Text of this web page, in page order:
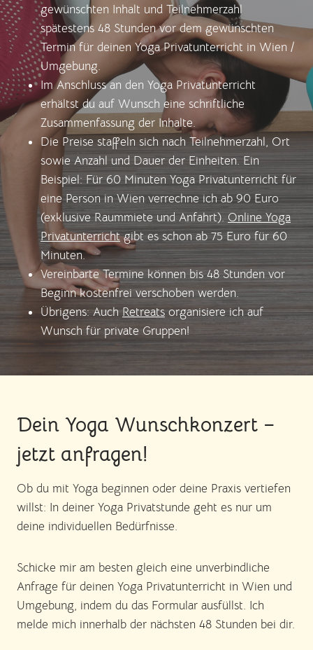
gewünschten Inhalt und Teilnehmerzahl
spätestens 48 Stunden vor dem gewünschten
Termin für deinen Yoga Privatunterricht in Wien /
Umgebung.
Im Anschluss an den Yoga Privatunterricht
erhältst du auf Wunsch eine schriftliche
Zusammenfassung der Inhalte.
Die Preise staffeln sich nach Teilnehmerzahl, Ort
sowie Anzahl und Dauer der Einheiten. Ein
Beispiel: Für 60 Minuten Yoga Privatunterricht für
eine Person in Wien verrechne ich ab 90 Euro
(exklusive Raummiete und Anfahrt).Online Yoga
Privatunterrichtgibt es schon ab 75 Euro für 60
Minuten.
Vereinbarte Termine können bis 48 Stunden vor
Beginn kostenfrei verschoben werden.
Übrigens: AuchRetreats organisiere ich auf
Wunsch für private Gruppen!
Dein Yoga Wunschkonzert –
jetzt anfragen!
Ob du mit Yoga beginnen oder deine Praxis vertiefen
willst: In deiner Yoga Privatstunde geht es nur um
deine individuellen Bedürfnisse.
Schicke mir am besten gleich eine unverbindliche
Anfrage für deinen Yoga Privatunterricht in Wien und
Umgebung, indem du das Formular ausfüllst. Ich
melde mich innerhalb der nächsten 48 Stunden bei dir.